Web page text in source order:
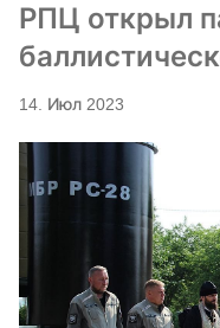
РПЦ открыл
14. Июл 2023